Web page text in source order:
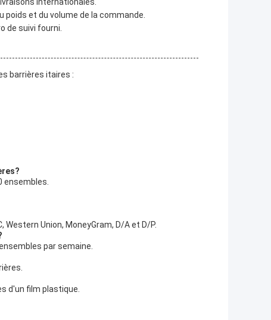
internationales.
et du volume de la commande.
de suivi fourni.
barrières itaires :
ensembles.
Union, MoneyGram, D/A et D/P.
par semaine.
d'un film plastique.